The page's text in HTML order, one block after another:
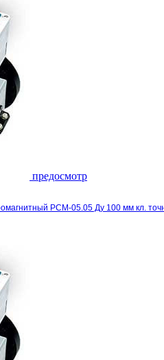
предосмотр
РСМ-05.05 Ду 100 мм кл.